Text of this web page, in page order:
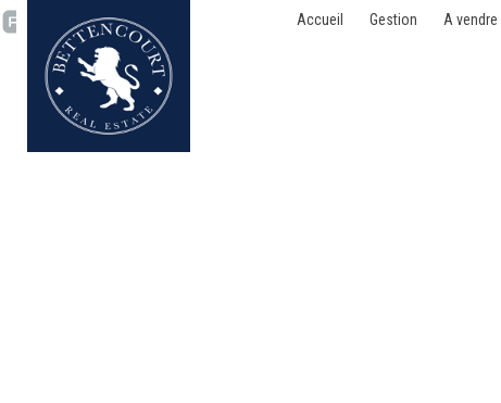
Accueil Gestion A vendre
Appartement - à vendre